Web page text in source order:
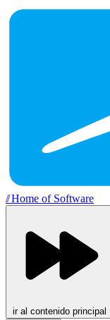
//Home of Software
ir al contenido principal